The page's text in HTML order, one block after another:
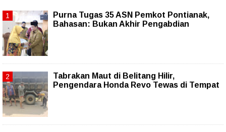
Purna Tugas 35 ASN Pemkot Pontianak,
Bahasan: Bukan Akhir Pengabdian
Tabrakan Maut di Belitang Hilir,
Pengendara Honda Revo Tewas di Tempat